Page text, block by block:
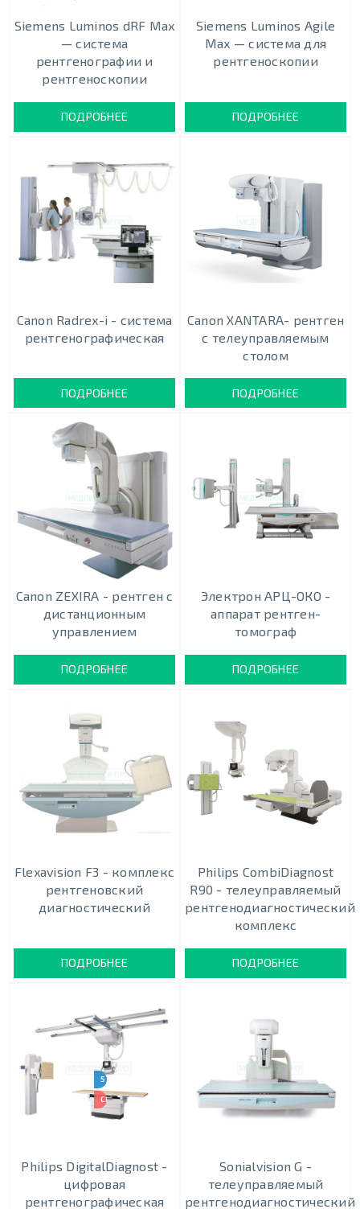
Siemens Luminos dRF Max
— система
рентгенографии и
рентгеноскопии
ПОДРОБНЕЕ
Siemens Luminos Agile
Max — система для
рентгеноскопии
ПОДРОБНЕЕ
Canon Radrex-i - система
рентгенографическая
ПОДРОБНЕЕ
Canon XANTARA- рентген
с телеуправляемым
столом
ПОДРОБНЕЕ
Canon ZEXIRA - рентген с
дистанционным
управлением
ПОДРОБНЕЕ
Электрон АРЦ-ОКО -
аппарат рентген-
томограф
ПОДРОБНЕЕ
Flexavision F3 - комплекс
рентгеновский
диагностический
ПОДРОБНЕЕ
Philips CombiDiagnost
R90 - телеуправляемый
рентгенодиагностический
комплекс
ПОДРОБНЕЕ
5 КОМПЛЕКТАЦИЙ
СКИДКА 40%
Philips DigitalDiagnost -
цифровая
рентгенографическая
Sonialvision G -
телеуправляемый
рентгенодиагностический